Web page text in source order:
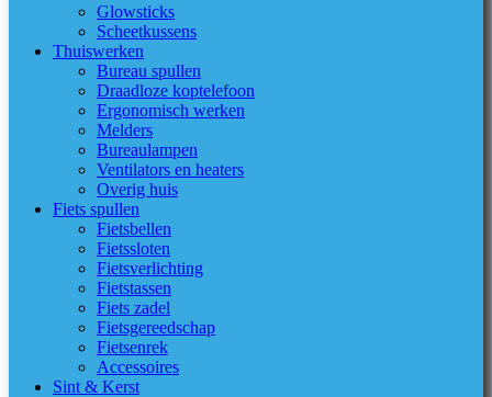
Glowsticks
Scheetkussens
Thuiswerken
Bureau spullen
Draadloze koptelefoon
Ergonomisch werken
Melders
Bureaulampen
Ventilators en heaters
Overig huis
Fiets spullen
Fietsbellen
Fietssloten
Fietsverlichting
Fietstassen
Fiets zadel
Fietsgereedschap
Fietsenrek
Accessoires
Sint & Kerst